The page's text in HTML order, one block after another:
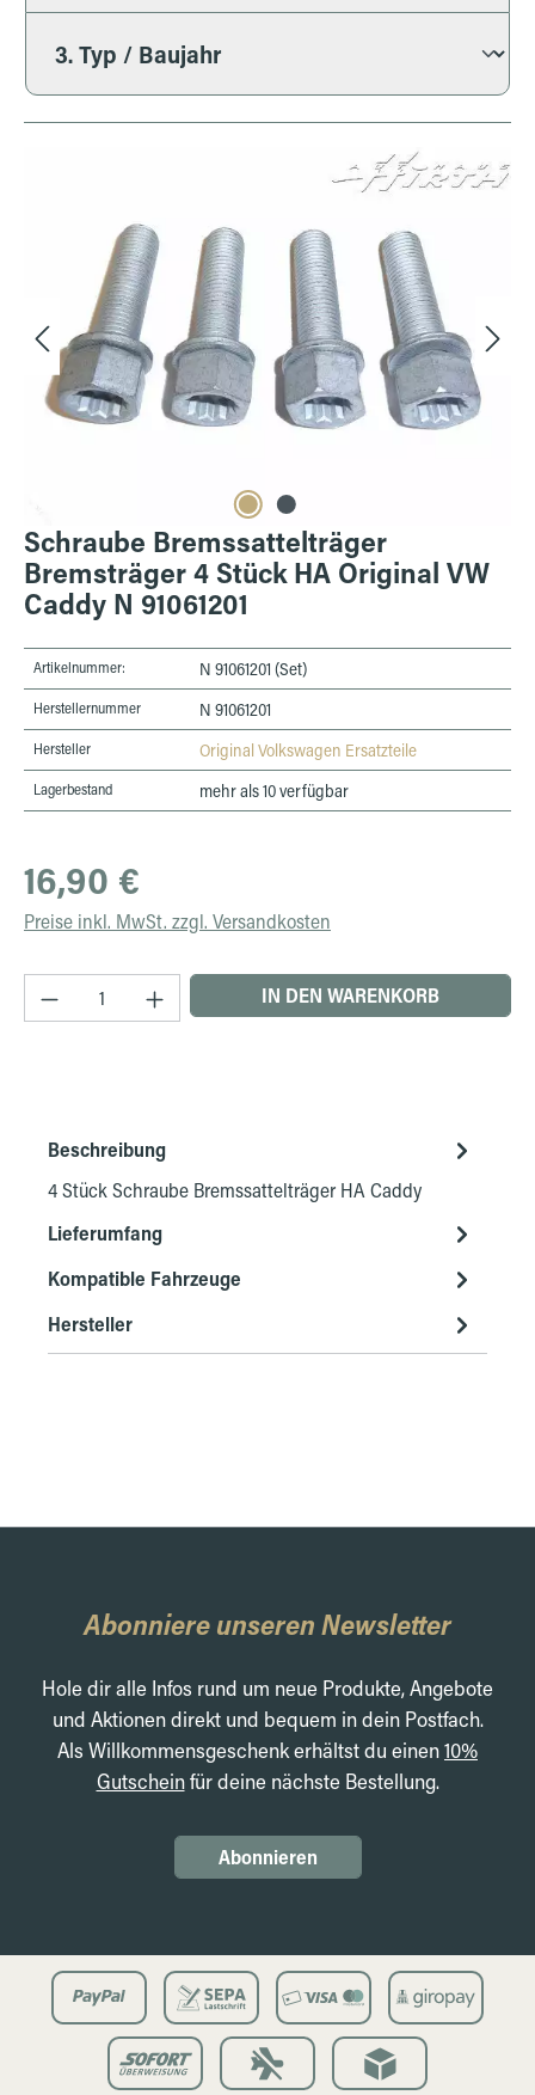
Schraube Bremssattelträger
Bremsträger 4 Stück HA Original VW
Caddy N 91061201
Artikelnummer: N 91061201 (Set)
Herstellernummer N 91061201
Hersteller Original Volkswagen Ersatzteile
Lagerbestand mehr als 10 verfügbar
Regulärer Preis:
16,90 €
Preise inkl. MwSt. zzgl. Versandkosten
Produkt Anzahl: Gib den gewünschten Wert
IN DEN WARENKORB
Beschreibung
4 Stück Schraube Bremssattelträger HA Caddy
Lieferumfang
Kompatible Fahrzeuge
Hersteller
Abonniere unseren Newsletter
Hole dir alle Infos rund um neue Produkte, Angebote
und Aktionen direkt und bequem in dein Postfach.
Als Willkommensgeschenk erhältst du einen10%
Gutscheinfür deine nächste Bestellung.
Abonnieren